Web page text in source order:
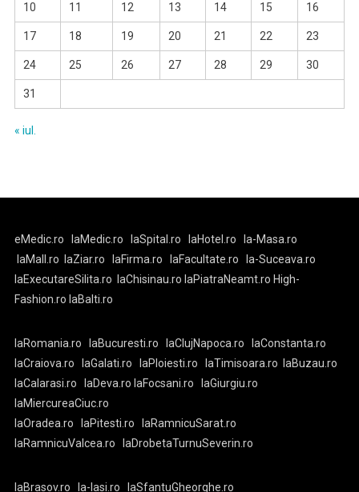
10 11 12 13 14 15 16
17 18 19 20 21 22 23
24 25 26 27 28 29 30
31
« iul.
eMedic.ro laMedic.ro laSpital.ro laHotel.ro
la-Masa.ro
laMall.ro
laZiar.ro laFirma.ro laFacultate.ro
la-Suceava.ro
laExecutareSilita.ro
laChisinau.ro laPiatraNeamt.ro High-
Fashion.ro laBalti.ro
laRomania.ro laBucuresti.ro laClujNapoca.ro
laConstanta.ro
laCraiova.ro
laGalati.ro laPloiesti.ro laTimisoara.ro
laBuzau.ro
laCalarasi.ro
laDeva.ro laFocsani.ro
laGiurgiu.ro
laMiercureaCiuc.ro
laOradea.ro
laPitesti.ro
laRamnicuSarat.ro
laRamnicuValcea.ro
laDrobetaTurnuSeverin.ro
laBrasov.ro la-Iasi.ro laSfantuGheorghe.ro